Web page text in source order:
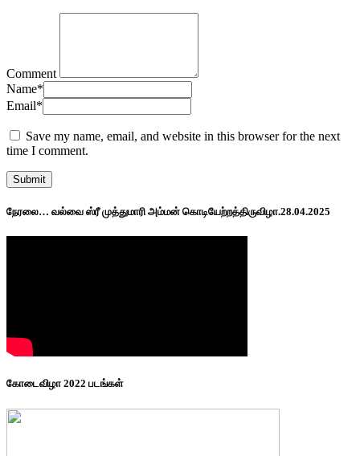
Comment
Name*
Email*
Save my name, email, and website in this browser for the next
time I comment.
நேரலை… வல்வை ஸ்ரீ முத்துமாரி அம்மன் கொடியேற்றத்திருவிழா.28.04.2025
கோடைவிழா 2022 படங்கள்